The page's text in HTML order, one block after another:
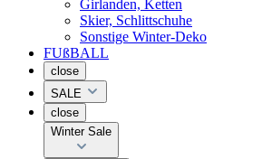
Girlanden, Ketten
Skier, Schlittschuhe
Sonstige Winter-Deko
FUßBALL
close
SALE
close
Winter Sale